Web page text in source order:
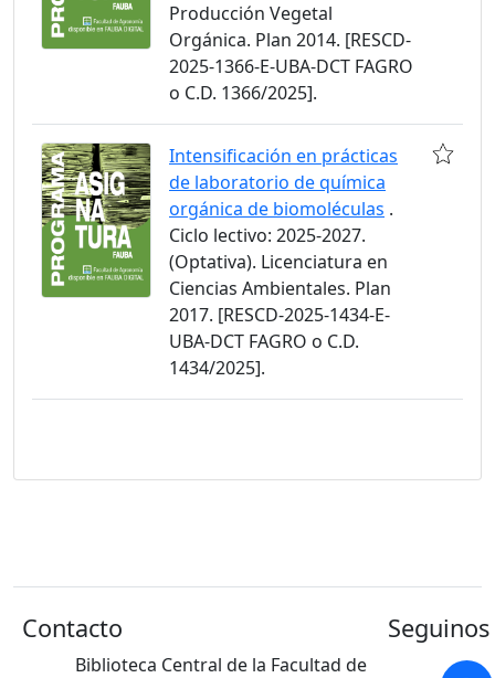
Producción Vegetal
Orgánica. Plan 2014. [RESCD-
2025-1366-E-UBA-DCT FAGRO
o C.D. 1366/2025].
Intensificación en prácticas
de laboratorio de química
orgánica de biomoléculas .
Ciclo lectivo: 2025-2027.
(Optativa). Licenciatura en
Ciencias Ambientales. Plan
2017. [RESCD-2025-1434-E-
UBA-DCT FAGRO o C.D.
1434/2025].
Contacto
Biblioteca Central de la Facultad de